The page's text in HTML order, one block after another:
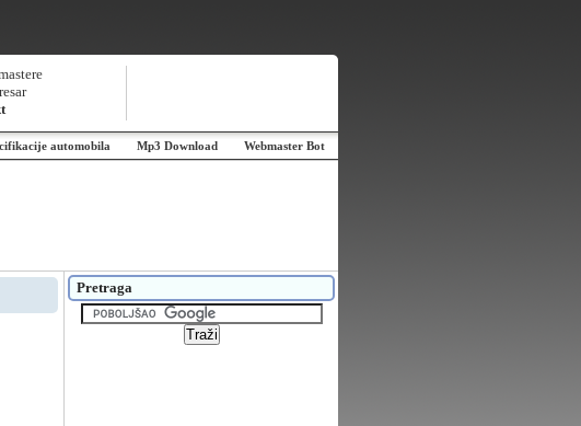
automobila Mp3 Download Webmaster Bot
Pretraga